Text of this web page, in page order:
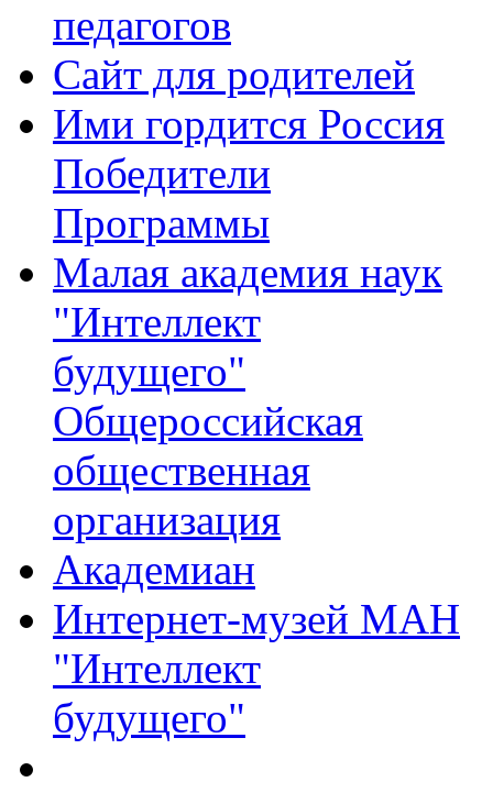
педагогов
Сайт для родителей
Ими гордится Россия
Победители
Программы
Малая академия наук
"Интеллект
будущего"
Общероссийская
общественная
организация
Академиан
Интернет-музей МАН
"Интеллект
будущего"